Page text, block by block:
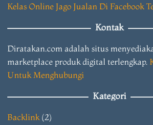
Kelas Online Jago Jualan Di Facebook
Kontak
Diratakan.com adalah situs
marketplace produk digital terlengkap.
Untuk Menghubungi
Kategori
Backlink (2)